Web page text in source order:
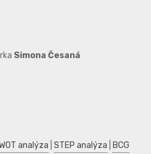
Simona Česaná
analýza STEP analýza
BCG